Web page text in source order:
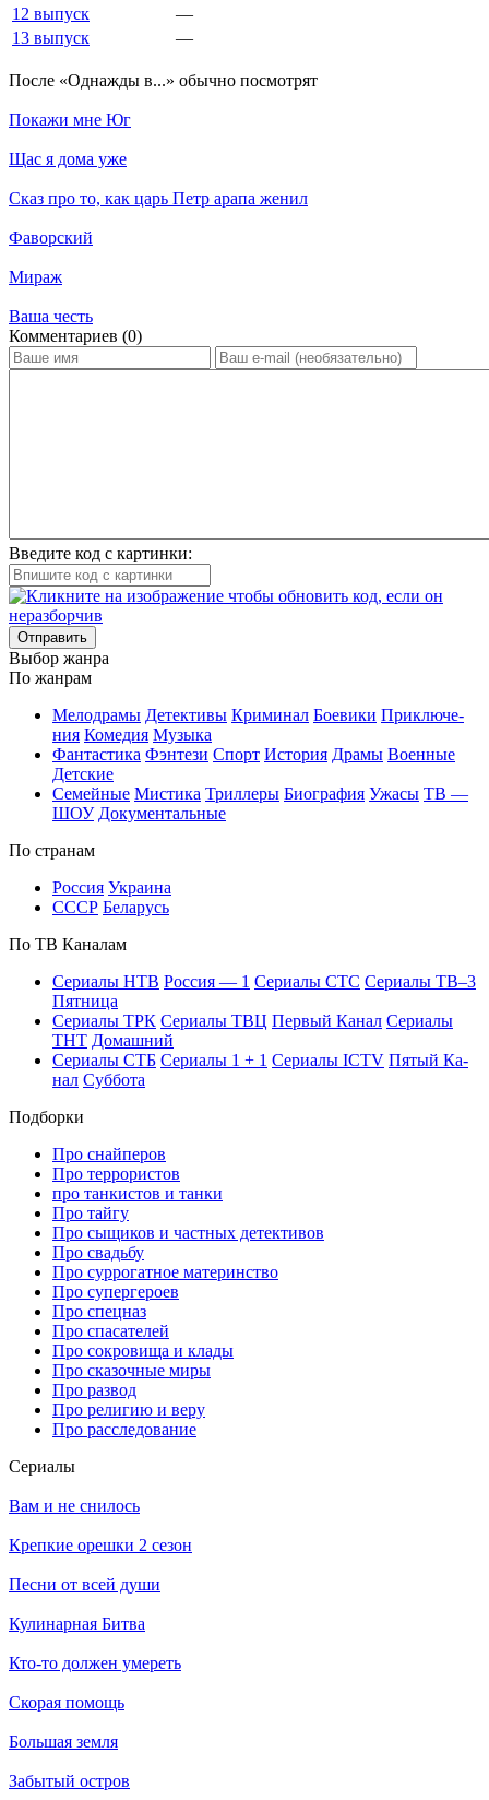
12 выпуск
—
13 выпуск
—
По­сле «Однажды в...» обыч­но по­смот­рят
Покажи мне Юг
Щас я дома уже
Сказ про то, как царь Петр арапа женил
Фаворский
Мираж
Ваша честь
Ком­мен­та­ри­ев (0)
Введите код с картинки:
Отправить
Вы­бор жан­ра
По жан­рам
Ме­ло­дра­мы Де­тек­ти­вы Кри­ми­нал Бое­ви­ки При­клю­че­
ния Ко­ме­дия Му­зы­ка
Фан­та­сти­ка Фэн­те­зи Спорт Ис­то­рия Дра­мы Во­ен­ные
Дет­ские
Се­мей­ные Мис­ти­ка Трил­ле­ры Био­гра­фия Ужа­сы ТВ —
ШОУ До­ку­мен­таль­ные
По стра­нам
Рос­сия Ук­раи­на
СССР Бе­ла­русь
По ТВ Ка­на­лам
Се­риа­лы НТВ Рос­сия — 1 Се­риа­лы СТС Се­риа­лы ТВ–3
Пят­ни­ца
Се­риа­лы ТРК Се­риа­лы ТВЦ Пер­вый Ка­нал Се­риа­лы
ТНТ До­маш­ний
Се­риа­лы СТБ Се­риа­лы 1 + 1 Се­риа­лы ICTV Пя­тый Ка­
нал Суб­бо­та
Подборки
Про снайперов
Про террористов
про танкистов и танки
Про тайгу
Про сыщиков и частных детективов
Про свадьбу
Про суррогатное материнство
Про супергероев
Про спецназ
Про спасателей
Про сокровища и клады
Про сказочные миры
Про развод
Про религию и веру
Про расследование
Се­риа­лы
Вам и не снилось
Крепкие орешки 2 сезон
Песни от всей души
Кулинарная Битва
Кто-то должен умереть
Скорая помощь
Большая земля
Забытый остров